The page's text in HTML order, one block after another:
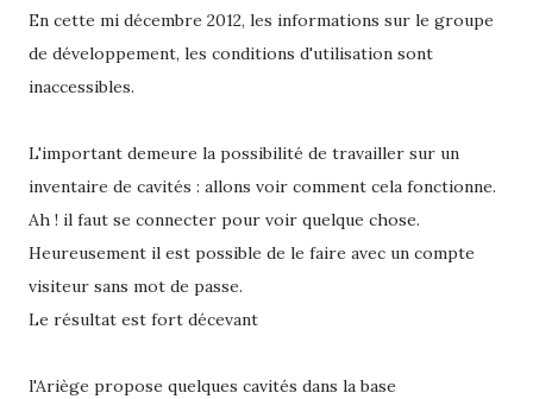
En cette mi décembre 2012, les informations sur le groupe
de développement, les conditions d'utilisation sont
inaccessibles.
L'important demeure la possibilité de travailler sur un
inventaire de cavités : allons voir comment cela fonctionne.
Ah ! il faut se connecter pour voir quelque chose.
Heureusement il est possible de le faire avec un compte
visiteur sans mot de passe.
Le résultat est fort décevant
l'Ariège propose quelques cavités dans la base